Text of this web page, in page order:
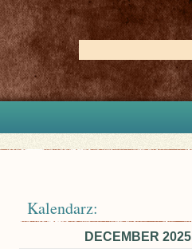
Kalendarz:
DECEMBER 2025